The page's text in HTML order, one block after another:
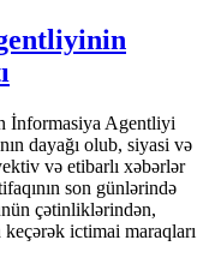
İnformasiya Agentliyi
dayağı olub, siyasi və
və etibarlı xəbərlər
son günlərində
çətinliklərindən,
ictimai maraqları